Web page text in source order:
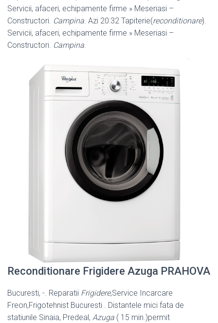
Servicii, afaceri, echipamente firme » Meseriasi –
Constructori. Campina. Azi 20:32 Tapiterie(reconditionare).
Servicii, afaceri, echipamente firme » Meseriasi –
Constructori. Campina.
Reconditionare Frigidere Azuga PRAHOVA
Bucuresti, -. Reparatii Frigidere,Service Incarcare
Freon,Frigotehnist Bucuresti . Distantele mici fata de
statiunile Sinaia, Predeal, Azuga ( 15 min.)permit